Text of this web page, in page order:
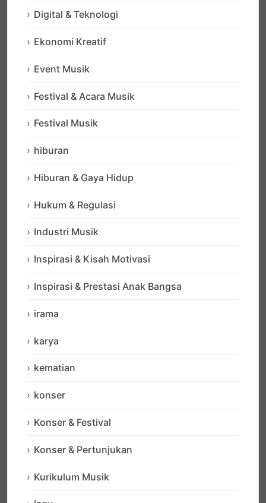
Digital & Teknologi
Ekonomi Kreatif
Event Musik
Festival & Acara Musik
Festival Musik
hiburan
Hiburan & Gaya Hidup
Hukum & Regulasi
Industri Musik
Inspirasi & Kisah Motivasi
Inspirasi & Prestasi Anak Bangsa
irama
karya
kematian
konser
Konser & Festival
Konser & Pertunjukan
Kurikulum Musik